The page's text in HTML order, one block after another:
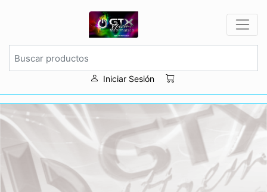
Iniciar Sesión